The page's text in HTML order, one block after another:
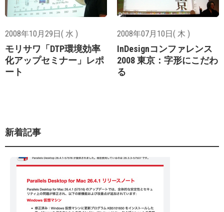
2008年10月29日( 水 )
モリサワ「DTP環境効率
化アップセミナー」レポ
ート
2008年07月10日( 木 )
InDesignコンファレンス
2008 東京：字形にこだわ
る
新着記事